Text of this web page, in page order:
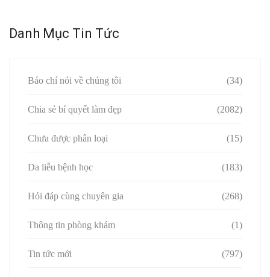
Danh Mục Tin Tức
Báo chí nói về chúng tôi (34)
Chia sẻ bí quyết làm đẹp (2082)
Chưa được phân loại (15)
Da liễu bệnh học (183)
Hỏi đáp cùng chuyên gia (268)
Thông tin phòng khám (1)
Tin tức mới (797)